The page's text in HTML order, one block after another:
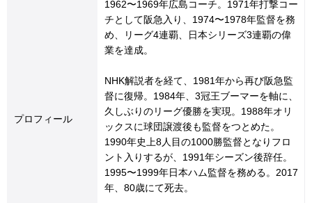
プロフィール
1962〜1969年広島コーチ。1971年打撃コー
チとして阪急入り、1974〜1978年監督を務
め、リーグ4連覇、日本シリーズ3連覇の偉
業を達成。
NHK解説者を経て、1981年から再び阪急監
督に復帰。1984年、3冠王ブーマーを軸に、
久しぶりのリーグ優勝を実現。1988年オリ
ックスに球団譲渡後も監督をつとめた。
1990年史上8人目の1000勝監督となりフロ
ント入りするが、1991年シーズン後辞任。
1995〜1999年日本ハム監督を務める。2017
年、80歳にて死去。